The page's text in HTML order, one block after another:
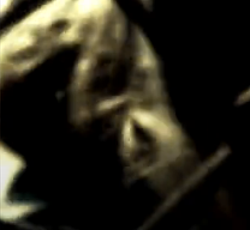
Rencontrez un
À l’intérieur d’une église
Les principes de base
Scientologie
La Dianétique : Une